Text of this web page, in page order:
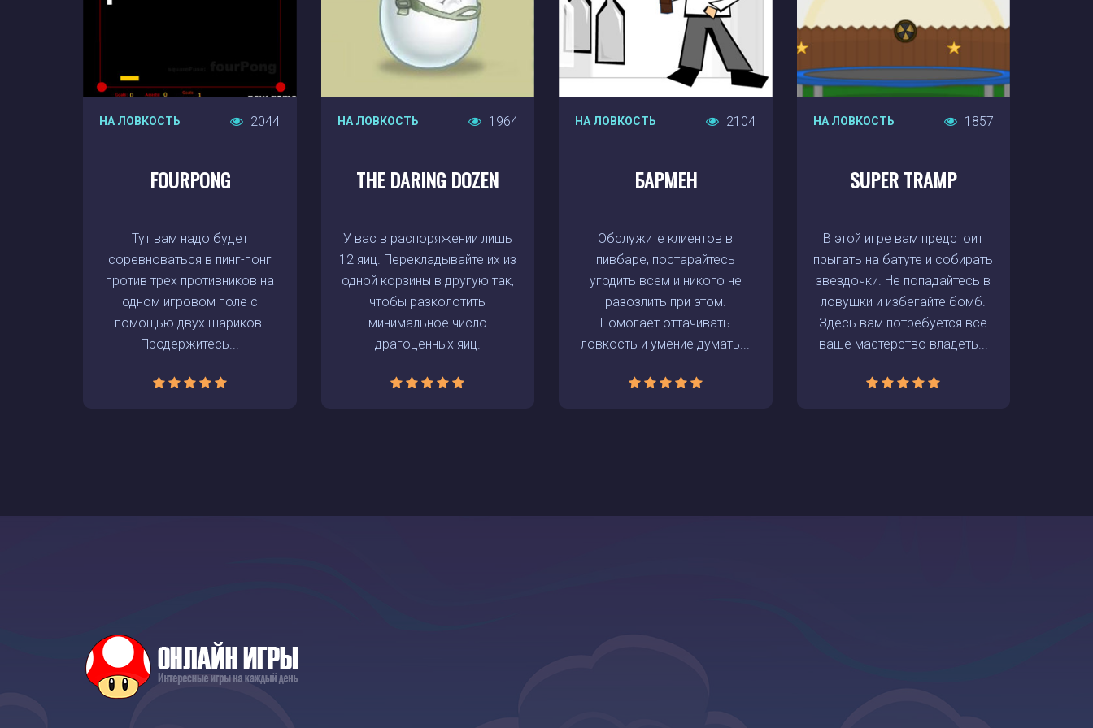
НА ЛОВКОСТЬ 2044
FOURPONG
Тут вам надо будет
соревноваться в пинг-понг
против трех противников на
одном игровом поле с
помощью двух шариков.
Продержитесь...
НА ЛОВКОСТЬ 1964
THE DARING DOZEN
У вас в распоряжении лишь
12 яиц. Перекладывайте их из
одной корзины в другую так,
чтобы разколотить
минимальное число
драгоценных яиц.
НА ЛОВКОСТЬ 2104
БАРМЕН
Обслужите клиентов в
пивбаре, постарайтесь
угодить всем и никого не
разозлить при этом.
Помогает оттачивать
ловкость и умение думать...
НА ЛОВКОСТЬ 1857
SUPER TRAMP
В этой игре вам предстоит
прыгать на батуте и собирать
звездочки. Не попадайтесь в
ловушки и избегайте бомб.
Здесь вам потребуется все
ваше мастерство владеть...